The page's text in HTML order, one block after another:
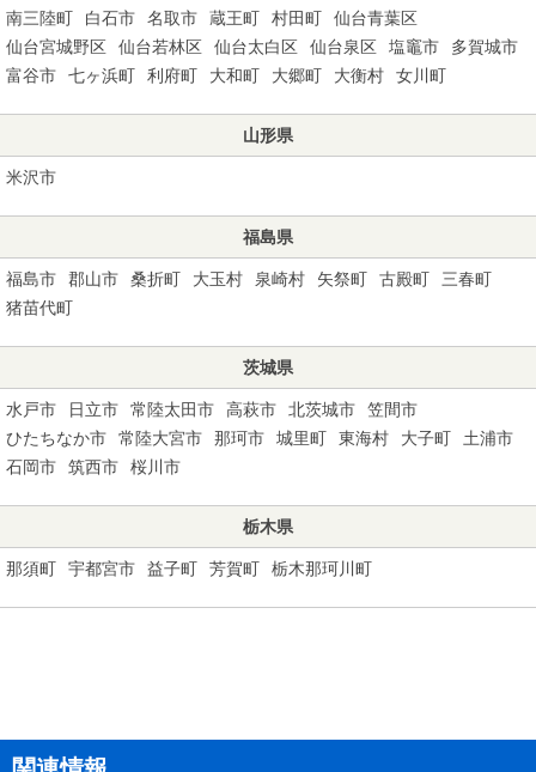
南三陸町
白石市 名取市 蔵王町 村田町
仙台青葉区
仙台宮城野区
仙台若林区 仙台太白区 仙台泉区 塩竈市
多賀城市
富谷市
七ヶ浜町 利府町 大和町 大郷町 大衡村 女川町
山形県
米沢市
福島県
福島市 郡山市 桑折町 大玉村 泉崎村 矢祭町 古殿町
三春町
猪苗代町
茨城県
水戸市 日立市 常陸太田市 高萩市 北茨城市
笠間市
ひたちなか市
常陸大宮市 那珂市 城里町 東海村 大子町
土浦市
石岡市
筑西市 桜川市
栃木県
那須町 宇都宮市 益子町 芳賀町 栃木那珂川町